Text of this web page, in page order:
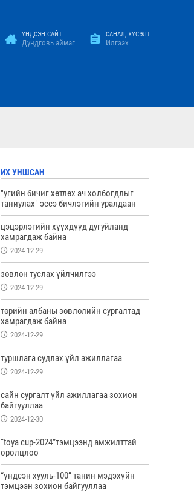
ҮНДСЭН САЙТ
Дундговь аймаг
САНАЛ, ХҮСЭЛТ
Илгээх
ИХ УНШСАН
"угийн бичиг хөтлөх ач холбогдлыг
таниулах" эссэ бичлэгийн уралдаан
цэцэрлэгийн хүүхдүүд дугуйланд
хамрагдаж байна
2024-12-29
зөвлөн туслах үйлчилгээ
2024-12-29
төрийн албаны зөвлөлийн сургалтад
хамрагдаж байна
2024-12-29
туршлага судлах үйл ажиллагаа
2024-12-29
сайн сургалт үйл ажиллагаа зохион
байгууллаа
2024-12-30
“toya cup-2024”тэмцээнд амжилттай
оролцлоо
“үндсэн хууль-100” танин мэдэхүйн
тэмцээн зохион байгууллаа